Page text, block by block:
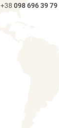
+38 098 696 39 79